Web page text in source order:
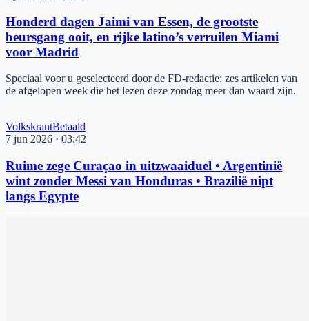
Honderd dagen Jaimi van Essen, de grootste
beursgang ooit, en rijke latino’s verruilen Miami
voor Madrid
Speciaal voor u geselecteerd door de FD-redactie: zes artikelen van
de afgelopen week die het lezen deze zondag meer dan waard zijn.
VolkskrantBetaald
7 jun 2026 · 03:42
Ruime zege Curaçao in uitzwaaiduel • Argentinië
wint zonder Messi van Honduras • Brazilië nipt
langs Egypte